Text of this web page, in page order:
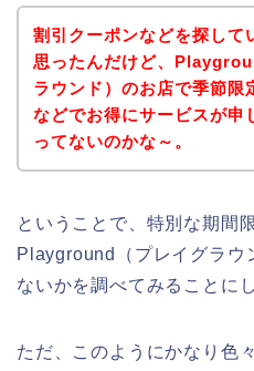
割引クーポンなどを探して
思ったんだけど、
ラウンド）のお店で季節限
などでお得にサービスが申
ってないのかな～。
ということで、特別な期間
Playground（プレイグラウ
ないかを調べてみることに
ただ、このようにかなり色